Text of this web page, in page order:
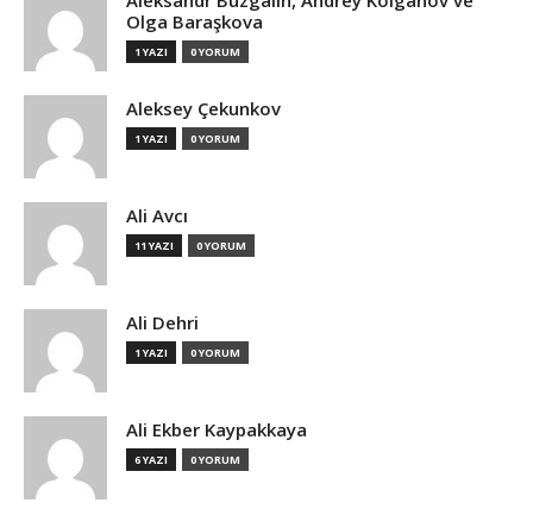
Olga Baraşkova
1 YAZI 0 YORUM
Aleksey Çekunkov
1 YAZI 0 YORUM
Ali Avcı
11 YAZI 0 YORUM
Ali Dehri
1 YAZI 0 YORUM
Ali Ekber Kaypakkaya
6 YAZI 0 YORUM